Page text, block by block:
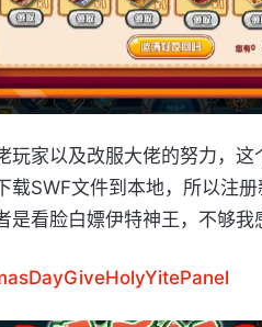
玩家以及改服大佬的努力，
载SWF文件到本地，所以注
是看脸白嫖伊特神王，不够我